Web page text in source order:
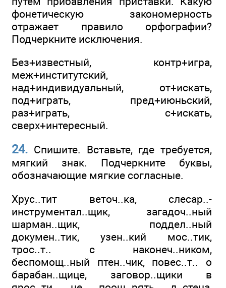
фонетическую закономерность
отражает правило орфографии?
Подчеркните исключения.
Без+известный, контр+игра,
меж+институтский,
над+индивидуальный, от+искать,
под+играть, пред+июньский,
раз+играть, с+искать,
сверх+интересный.
24. Спишите. Вставьте, где требуется,
мягкий знак. Подчеркните буквы,
обозначающие мягкие согласные.
Хрус..тит веточ..ка, слесар..-
инструментал..щик, загадоч..ный
шарман..щик, поддел..ный
докумен..тик, узен..кий мос..тик,
трос..т.. с наконеч..ником,
беспомощ..ный птен..чик, повес..т.. о
барабан..щице, заговор..щики в